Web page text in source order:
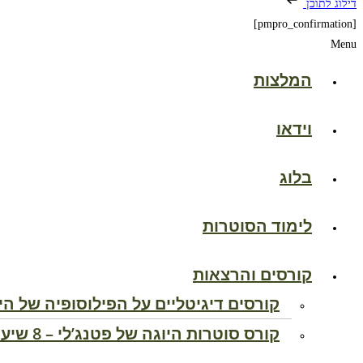
דילוג לתוכן
[pmpro_confirmation]
Menu
המלצות
וידאו
בלוג
לימוד הסוטרות
קורסים והרצאות
קורסים דיגיטליים על הפילוסופיה של
קורס סוטרות היוגה של פטנג’לי – 8 שיעורים בזום עם מוטי שפי